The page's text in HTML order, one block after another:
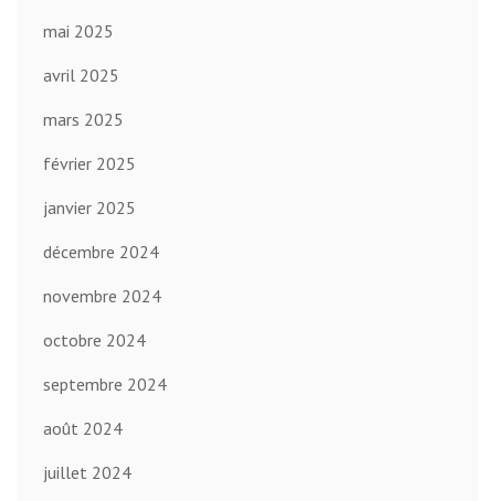
mai 2025
avril 2025
mars 2025
février 2025
janvier 2025
décembre 2024
novembre 2024
octobre 2024
septembre 2024
août 2024
juillet 2024